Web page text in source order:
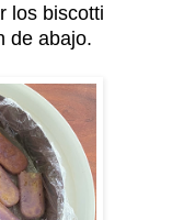
los biscotti
de abajo.